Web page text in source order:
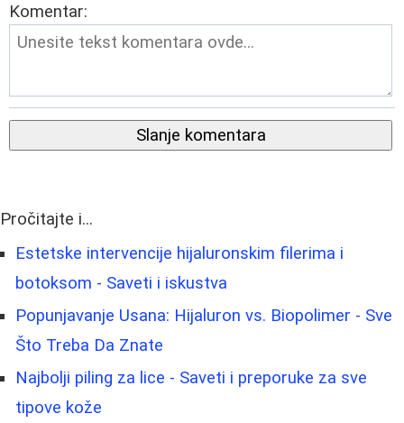
Komentar:
Slanje komentara
Pročitajte i...
Estetske intervencije hijaluronskim filerima i
botoksom - Saveti i iskustva
Popunjavanje Usana: Hijaluron vs. Biopolimer - Sve
Što Treba Da Znate
Najbolji piling za lice - Saveti i preporuke za sve
tipove kože